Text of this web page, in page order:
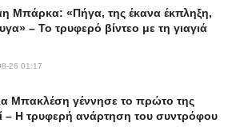
Μπάρκα: «Πήγα, της έκανα έκπληξη,
– Το τρυφερό βίντεο με τη γιαγιά
26 01:17
Μπακλέση γέννησε το πρώτο της
– Η τρυφερή ανάρτηση του συντρόφου